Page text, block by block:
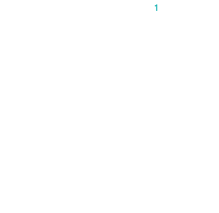
ובסביבת מחשב המשרה מיועדת לנשים ולגברים
1